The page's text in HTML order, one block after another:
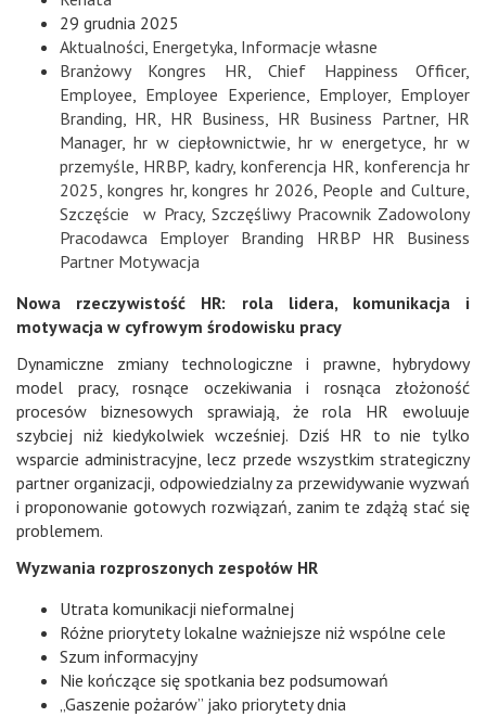
29 grudnia 2025
Aktualności, Energetyka, Informacje własne
Branżowy Kongres HR,Chief Happiness Officer,
Employee, Employee Experience, Employer, Employer
Branding, HR, HR Business, HR Business Partner, HR
Manager, hr w ciepłownictwie, hr w energetyce,hr w
przemyśle, HRBP, kadry,konferencja HR, konferencja hr
2025,kongres hr,kongres hr 2026, People and Culture,
Szczęście w Pracy, Szczęśliwy Pracownik Zadowolony
Pracodawca Employer Branding HRBP HR Business
Partner Motywacja
Nowa rzeczywistość HR: rola lidera, komunikacja i
motywacja w cyfrowym środowisku pracy
Dynamiczne zmiany technologiczne i prawne, hybrydowy
model pracy, rosnące oczekiwania i rosnąca złożoność
procesów biznesowych sprawiają, że rola HR ewoluuje
szybciej niż kiedykolwiek wcześniej. Dziś HR to nie tylko
wsparcie administracyjne, lecz przede wszystkim strategiczny
partner organizacji, odpowiedzialny za przewidywanie wyzwań
i proponowanie gotowych rozwiązań, zanim te zdążą stać się
problemem.
Wyzwania rozproszonych zespołów HR
Utrata komunikacji nieformalnej
Różne priorytety lokalne ważniejsze niż wspólne cele
Szum informacyjny
Nie kończące się spotkania bez podsumowań
„Gaszenie pożarów” jako priorytety dnia